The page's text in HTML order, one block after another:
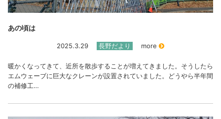
あの頃は
2025.3.29 長野だより more
暖かくなってきて、近所を散歩することが増えてきました。そうしたら
エムウェーブに巨大なクレーンが設置されていました。どうやら半年間
の補修工…